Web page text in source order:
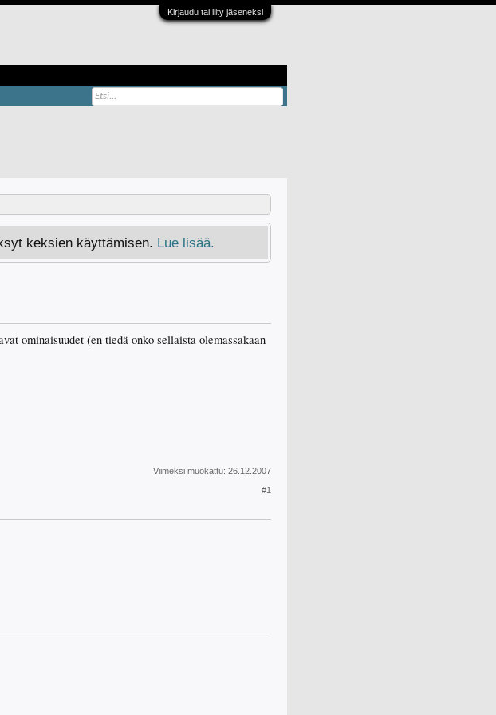
Kirjaudu tai liity jäseneksi
keksien käyttämisen. Lue lisää.
ominaisuudet (en tiedä onko sellaista olemassakaan
Viimeksi muokattu: 26.12.2007
#1